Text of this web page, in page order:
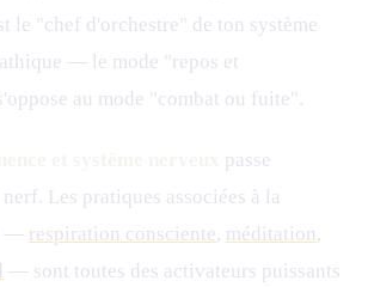
le "chef d'orchestre" de ton système
— le mode "repos et
au mode "combat ou fuite".
passe
Les pratiques associées à la
— respiration consciente, méditation,
— sont toutes des activateurs puissants